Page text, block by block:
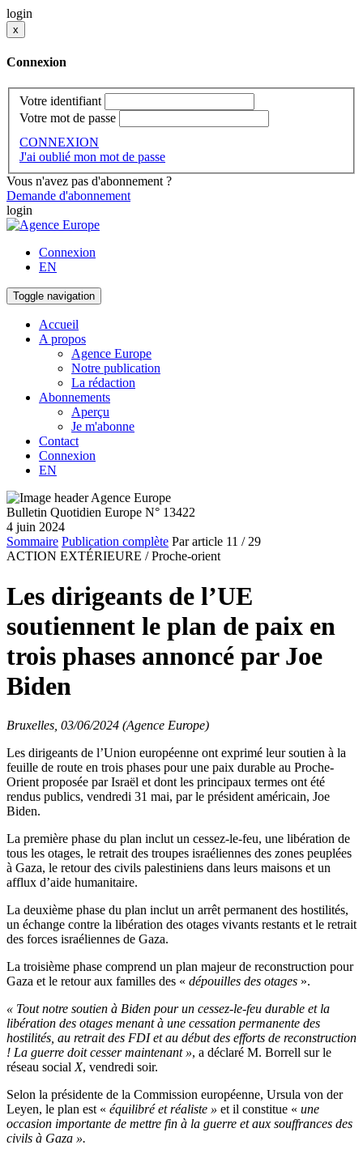
login
x
Connexion
Votre identifiant
Votre mot de passe
CONNEXION
J'ai oublié mon mot de passe
Vous n'avez pas d'abonnement ?
Demande d'abonnement
login
Connexion
EN
Toggle navigation
Accueil
A propos
Agence Europe
Notre publication
La rédaction
Abonnements
Aperçu
Je m'abonne
Contact
Connexion
EN
Bulletin Quotidien Europe N° 13422
4 juin 2024
Sommaire Publication complète Par article 11 / 29
ACTION EXTÉRIEURE / Proche-orient
Les dirigeants de l’UE
soutiennent le plan de paix en
trois phases annoncé par Joe
Biden
Bruxelles, 03/06/2024 (Agence Europe)
Les dirigeants de l’Union européenne ont exprimé leur soutien à la
feuille de route en trois phases pour une paix durable au Proche-
Orient proposée par Israël et dont les principaux termes ont été
rendus publics, vendredi 31 mai, par le président américain, Joe
Biden.
La première phase du plan inclut un cessez-le-feu, une libération de
tous les otages, le retrait des troupes israéliennes des zones peuplées
à Gaza, le retour des civils palestiniens dans leurs maisons et un
afflux d’aide humanitaire.
La deuxième phase du plan inclut un arrêt permanent des hostilités,
un échange contre la libération des otages vivants restants et le retrait
des forces israéliennes de Gaza.
La troisième phase comprend un plan majeur de reconstruction pour
Gaza et le retour aux familles des « dépouilles des otages ».
« Tout notre soutien à Biden pour un cessez-le-feu durable et la
libération des otages menant à une cessation permanente des
hostilités, au retrait des FDI et au début des efforts de reconstruction
! La guerre doit cesser maintenant », a déclaré M. Borrell sur le
réseau social X, vendredi soir.
Selon la présidente de la Commission européenne, Ursula von der
Leyen, le plan est « équilibré et réaliste » et il constitue « une
occasion importante de mettre fin à la guerre et aux souffrances des
civils à Gaza ».